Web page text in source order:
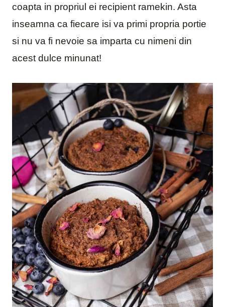
coapta in propriul ei recipient ramekin. Asta
inseamna ca fiecare isi va primi propria portie
si nu va fi nevoie sa imparta cu nimeni din
acest dulce minunat!